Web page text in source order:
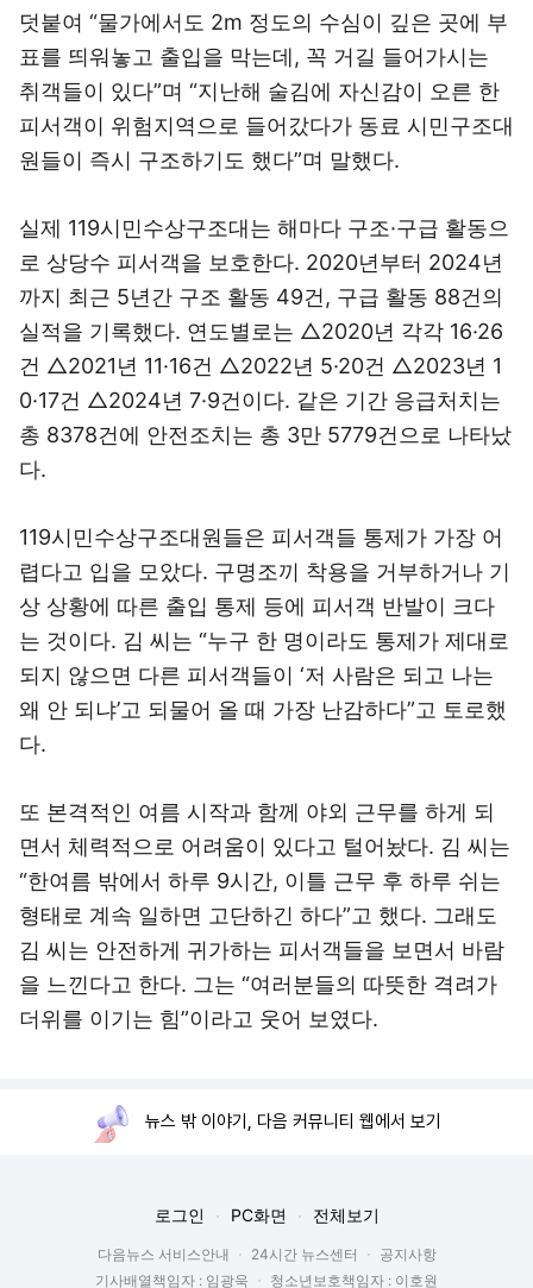
덧붙여 “물가에서도 2m 정도의 수심이 깊은 곳에 부
표를 띄워놓고 출입을 막는데, 꼭 거길 들어가시는
취객들이 있다”며 “지난해 술김에 자신감이 오른 한
피서객이 위험지역으로 들어갔다가 동료 시민구조대
원들이 즉시 구조하기도 했다”며 말했다.
실제 119시민수상구조대는 해마다 구조·구급 활동으
로 상당수 피서객을 보호한다. 2020년부터 2024년
까지 최근 5년간 구조 활동 49건, 구급 활동 88건의
실적을 기록했다. 연도별로는 △2020년 각각 16·26
건 △2021년 11·16건 △2022년 5·20건 △2023년 1
0·17건 △2024년 7·9건이다. 같은 기간 응급처치는
총 8378건에 안전조치는 총 3만 5779건으로 나타났
다.
119시민수상구조대원들은 피서객들 통제가 가장 어
렵다고 입을 모았다. 구명조끼 착용을 거부하거나 기
상 상황에 따른 출입 통제 등에 피서객 반발이 크다
는 것이다. 김 씨는 “누구 한 명이라도 통제가 제대로
되지 않으면 다른 피서객들이 ‘저 사람은 되고 나는
왜 안 되냐’고 되물어 올 때 가장 난감하다”고 토로했
다.
또 본격적인 여름 시작과 함께 야외 근무를 하게 되
면서 체력적으로 어려움이 있다고 털어놨다. 김 씨는
“한여름 밖에서 하루 9시간, 이틀 근무 후 하루 쉬는
형태로 계속 일하면 고단하긴 하다”고 했다. 그래도
김 씨는 안전하게 귀가하는 피서객들을 보면서 바람
을 느낀다고 한다. 그는 “여러분들의 따뜻한 격려가
더위를 이기는 힘”이라고 웃어 보였다.
뉴스 밖 이야기, 다음 커뮤니티 웹에서 보기
로그인 PC화면 전체보기
다음뉴스 서비스안내 24시간 뉴스센터
공지사항
기사배열책임자 : 임광욱
청소년보호책임자 : 이호원